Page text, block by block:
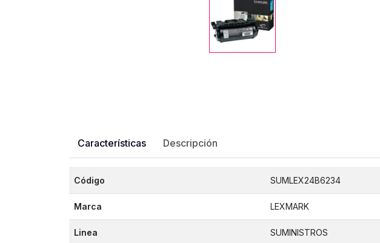
Características Descripción
Código SUMLEX24B6234
Marca LEXMARK
Linea SUMINISTROS